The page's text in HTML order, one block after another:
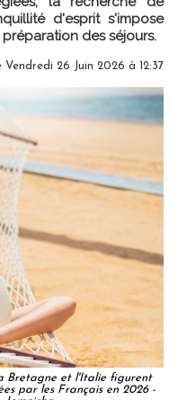
d'esprit s'impose
des séjours.
Vendredi 26 Juin 2026 à 12:37
Bretagne et l'Italie figurent
par les Français en 2026 -